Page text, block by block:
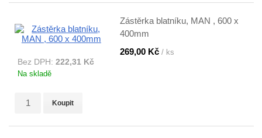
Zástěrka blatníku, MAN , 600 x
400mm
269,00 Kč / ks
Bez DPH: 222,31 Kč
Na skladě
Koupit